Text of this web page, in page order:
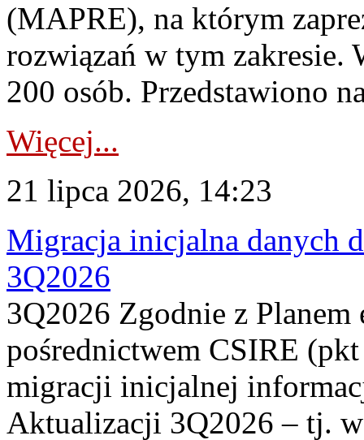
(MAPRE), na którym
rozwiązań w tym zakresie.
200 osób. Przedstawiono
Więcej...
21 lipca 2026, 14:23
Migracja inicjalna danych
3Q2026
3Q2026 Zgodnie z
pośrednictwem CSIRE
migracji inicjalnej
Aktualizacji 3Q2026 – tj.